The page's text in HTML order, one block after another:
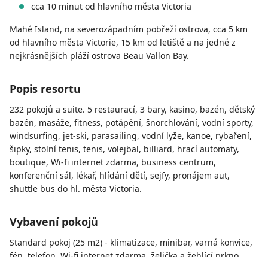
cca 10 minut od hlavního města Victoria
Mahé Island, na severozápadním pobřeží ostrova, cca 5 km
od hlavního města Victorie, 15 km od letiště a na jedné z
nejkrásnějších pláží ostrova Beau Vallon Bay.
Popis resortu
232 pokojů a suite. 5 restaurací, 3 bary, kasino, bazén, dětský
bazén, masáže, fitness, potápění, šnorchlování, vodní sporty,
windsurfing, jet-ski, parasailing, vodní lyže, kanoe, rybaření,
šipky, stolní tenis, tenis, volejbal, billiard, hrací automaty,
boutique, Wi-fi internet zdarma, business centrum,
konferenční sál, lékař, hlídání dětí, sejfy, pronájem aut,
shuttle bus do hl. města Victoria.
Vybavení pokojů
Standard pokoj (25 m2) - klimatizace, minibar, varná konvice,